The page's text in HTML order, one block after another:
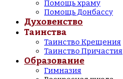
Помощь храму
Помощь Донбассу
Духовенство
Таинства
Таинство Крещения
Таинство Причастия
Образование
Гимназия